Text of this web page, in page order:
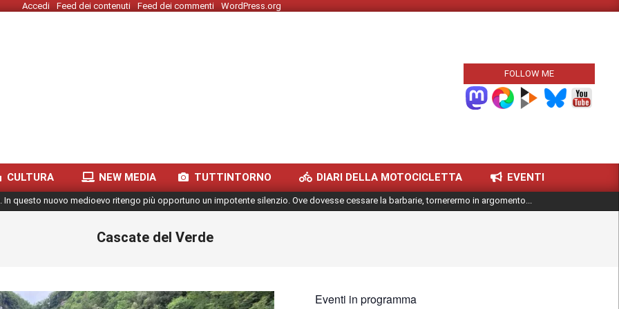
Accedi Feed dei contenuti Feed dei commenti WordPress.org
FOLLOW ME
CULTURA NEW MEDIA TUTTINTORNO DIARI DELLA MOTOCICLETTA EVENTI
questo nuovo medioevo ritengo più opportuno un impotente silenzio. Ove dovesse cessare la barbarie, tornerermo in argomento...
Cascate del Verde
Eventi in programma